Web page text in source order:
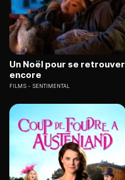
Un Noël pour se retrouver
encore
FILMS SENTIMENTAL